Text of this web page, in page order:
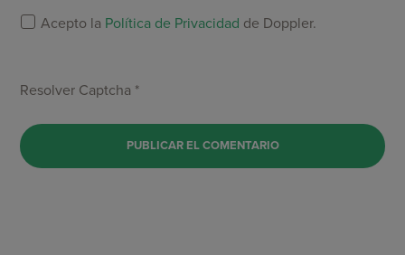
Acepto la Política de Privacidad de Doppler.
Resolver Captcha *